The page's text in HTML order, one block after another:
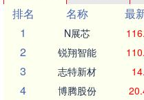
排名
名称 最
1
N展芯
2 锐翔智能
3 志特新材
4 博腾股份